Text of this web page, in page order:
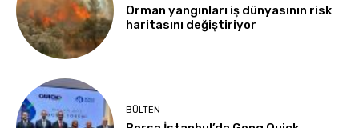
Orman yangınları iş dünyasının risk
haritasını değiştiriyor
BÜLTEN